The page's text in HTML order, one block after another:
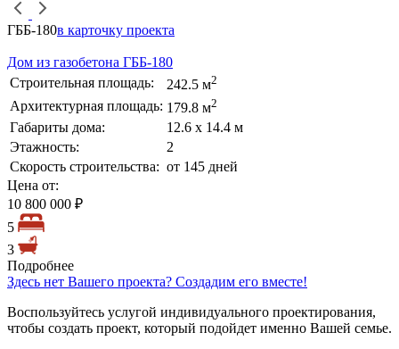
ГББ-180в карточку проекта
Дом из газобетона ГББ-180
Строительная площадь:
242.5 м2
Архитектурная площадь: 179.8 м2
Габариты дома:
12.6 х 14.4 м
Этажность:
2
Скорость строительства: от 145 дней
Цена от:
10 800 000 ₽
5
3
Подробнее
Здесь нет Вашего проекта? Создадим его вместе!
Воспользуйтесь услугой индивидуального проектирования,
чтобы создать проект, который подойдет именно Вашей семье.